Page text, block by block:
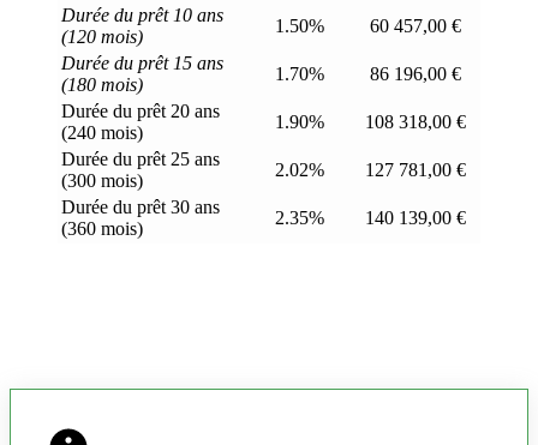
Durée du prêt 10 ans
(120 mois)
1.50%
60 457,00 €
Durée du prêt 15 ans
(180 mois)
1.70%
86 196,00 €
Durée du prêt 20 ans
(240 mois)
1.90%
108 318,00 €
Durée du prêt 25 ans
(300 mois)
2.02%
127 781,00 €
Durée du prêt 30 ans
(360 mois)
2.35% 140 139,00 €